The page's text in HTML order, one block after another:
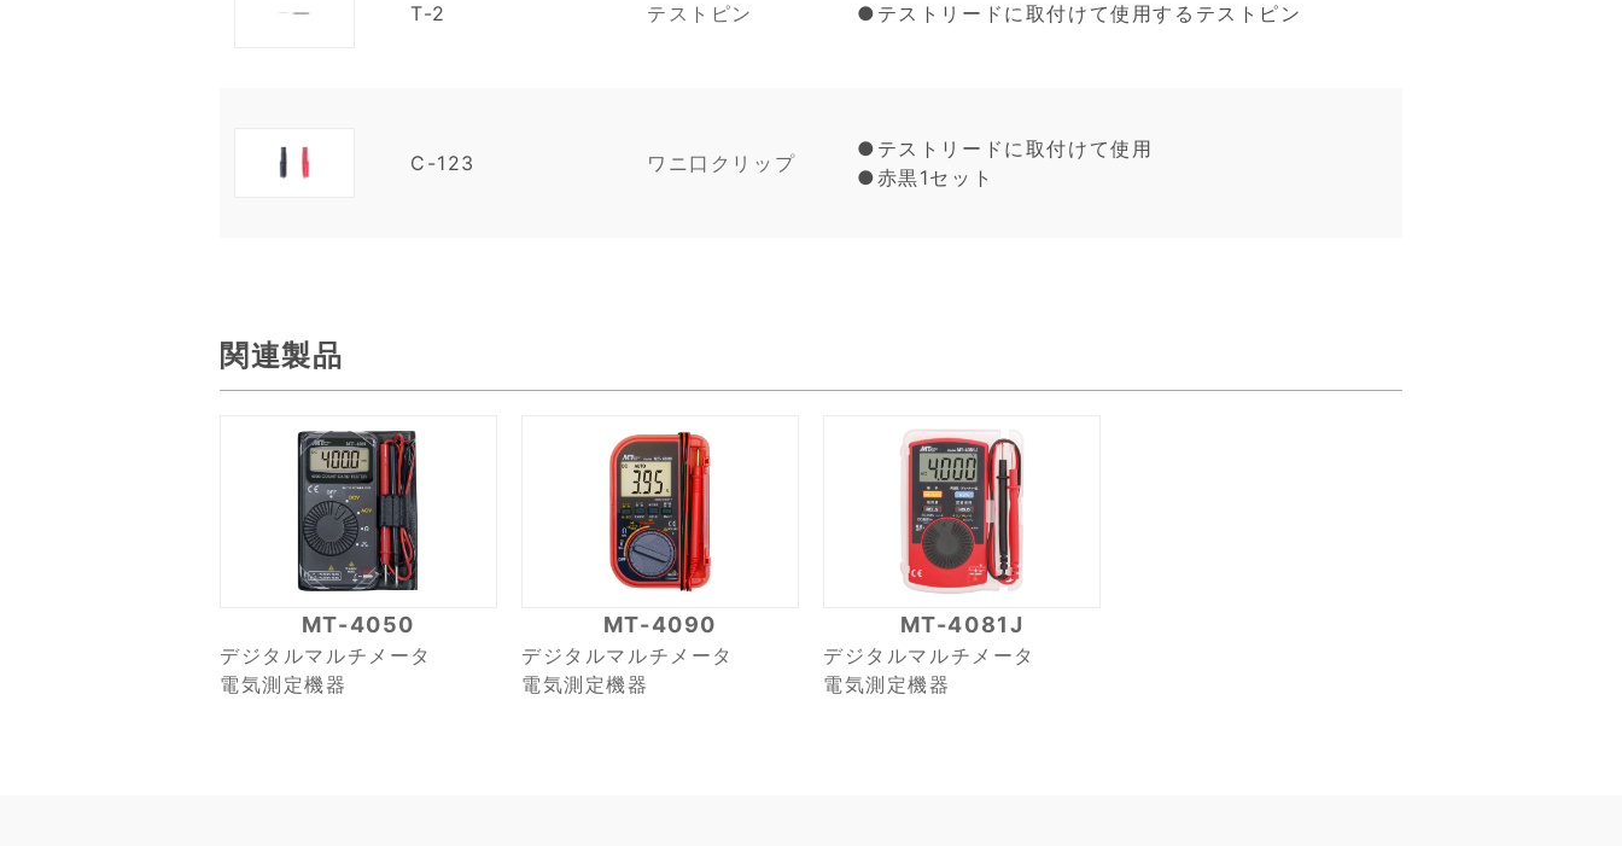
T-2 テストピン ●テストリードに取付けて使用するテストピン
C-123 ワニ口クリップ
●テストリードに取付けて使用
●赤黒1セット
関連製品
MT-4050
デジタルマルチメータ
電気測定機器
MT-4090
デジタルマルチメータ
電気測定機器
MT-4081J
デジタルマルチメータ
電気測定機器